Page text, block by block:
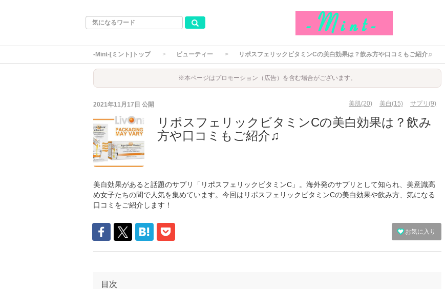
-Mint-[ミント]トップ ビューティー リポスフェリックビタミンCの美白効果は？飲み方や口コミもご紹介♫
※本ページはプロモーション（広告）を含む場合がございます。
2021年11月17日 公開 美肌(20) 美白(15) サプリ(9)
リポスフェリックビタミンCの美白効果は？飲み
方や口コミもご紹介♫
美白効果があると話題のサプリ「リポスフェリックビタミンC」。海外発のサプリとして知られ、美意識高
め女子たちの間で人気を集めています。今回はリポスフェリックビタミンCの美白効果や飲み方、気になる
口コミをご紹介します！
お気に入り
目次